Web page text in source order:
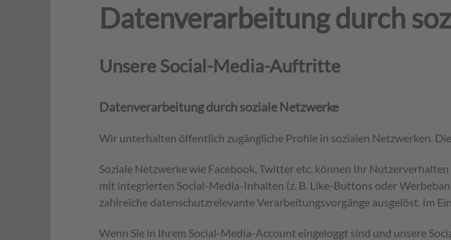
Datenverarbeitung durch
Unsere Social-Media-Auftritte
Datenverarbeitung durch soziale Netzwerke
Wir unterhalten öffentlich zugängliche Profile in sozialen Netzwerken.
Soziale Netzwerke wie Facebook, Twitter etc. können Ihr
mit integrierten Social-Media-Inhalten (z. B. Like-Buttons oder
zahlreiche datenschutzrelevante Verarbeitungsvorgänge ausgelöst. Im
Wenn Sie in Ihrem Social-Media-Account eingeloggt sind und unsere